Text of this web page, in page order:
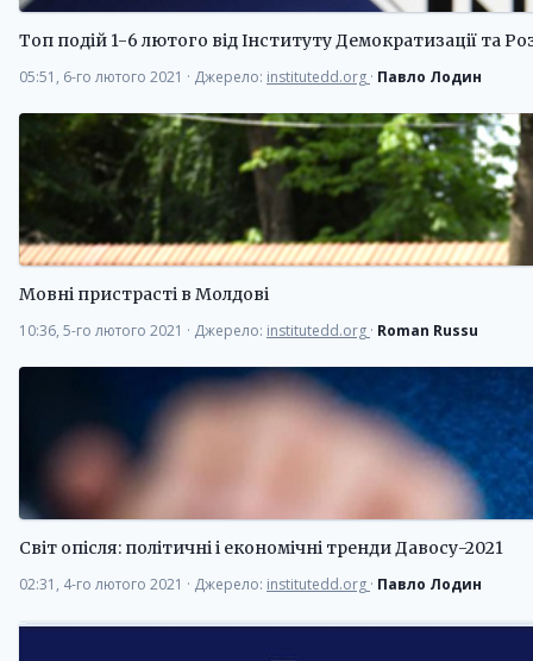
Топ подій 1-6 лютого від Інституту Демократизації та
05:51, 6-го лютого 2021 · Джерело: institutedd.org · Павло Лодин
Мовні пристрасті в Молдові
10:36, 5-го лютого 2021 · Джерело: institutedd.org · Roman Russu
Світ опісля: політичні і економічні тренди Давосу-2021
02:31, 4-го лютого 2021 · Джерело: institutedd.org · Павло Лодин